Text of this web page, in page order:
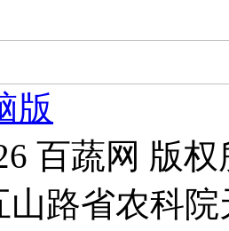
版
百蔬网 版
路省农科院